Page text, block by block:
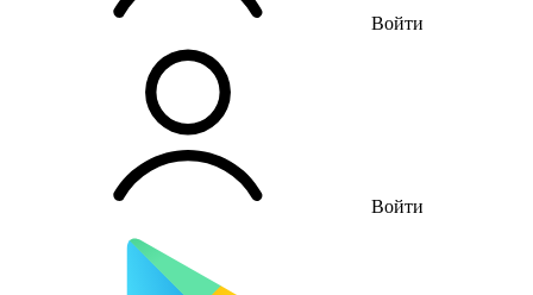
Войти
Войти